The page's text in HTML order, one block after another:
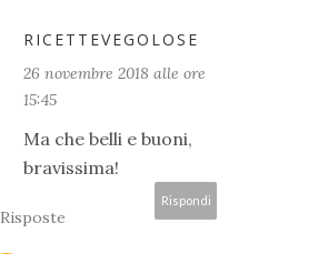
RICETTEVEGOLOSE
26 novembre 2018 alle ore
15:45
Ma che belli e buoni,
bravissima!
Rispondi
Risposte